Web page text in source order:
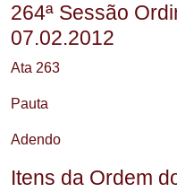
264ª Sessão
07.02.2012
Ata 263
Pauta
Adendo
Itens da Ordem